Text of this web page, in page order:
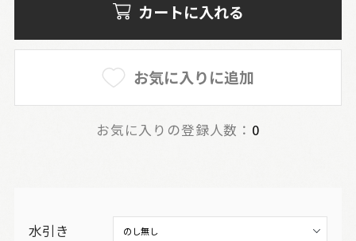
カートに入れる
お気に入りに追加
お気に入りの登録人数： 0
水引き